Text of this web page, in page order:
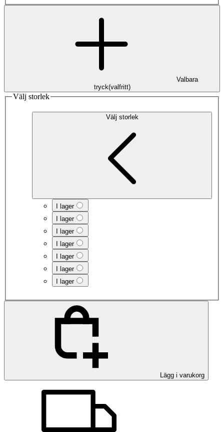
Valbara
tryck(valfritt)
Välj storlek
Välj storlek
I lager
I lager
I lager
I lager
I lager
I lager
I lager
Lägg i varukorg